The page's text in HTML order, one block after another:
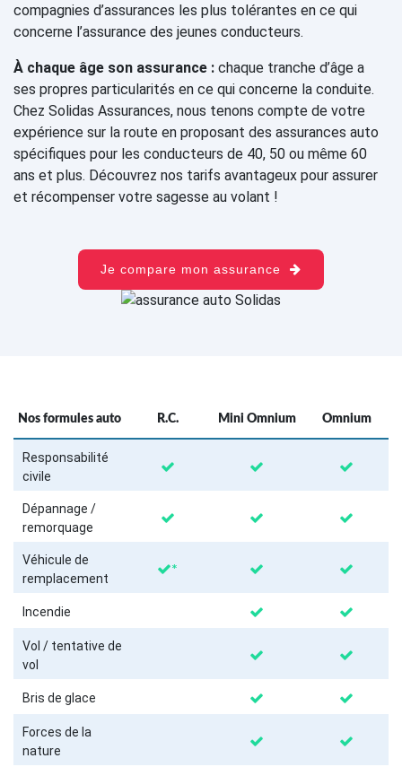
compagnies d’assurances les plus tolérantes en ce qui
concerne l’assurance des jeunes conducteurs.
À chaque âge son assurance : chaque tranche d’âge a
ses propres particularités en ce qui concerne la conduite.
Chez Solidas Assurances, nous tenons compte de votre
expérience sur la route en proposant des assurances auto
spécifiques pour les conducteurs de 40, 50 ou même 60
ans et plus. Découvrez nos tarifs avantageux pour assurer
et récompenser votre sagesse au volant !
Je compare mon assurance
Nos formules auto R.C. Mini Omnium Omnium
Responsabilité
civile
Dépannage /
remorquage
Véhicule de
remplacement
*
Incendie
Vol / tentative de
vol
Bris de glace
Forces de la
nature